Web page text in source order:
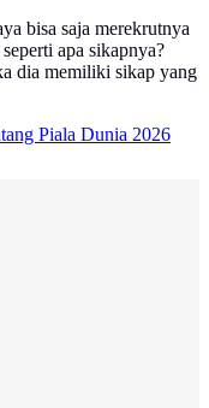
bisa saja merekrutnya
apa sikapnya?
dia memiliki sikap yang
Piala Dunia 2026